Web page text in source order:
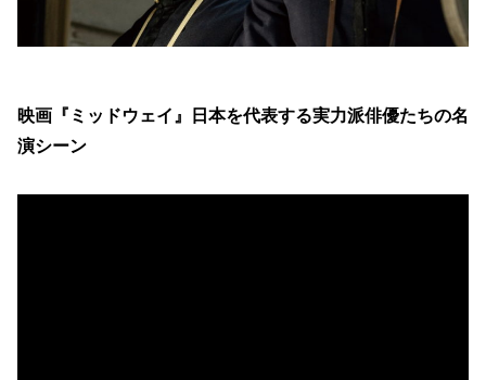
映画『ミッドウェイ』日本を代表する実力派俳優たちの名
演シーン